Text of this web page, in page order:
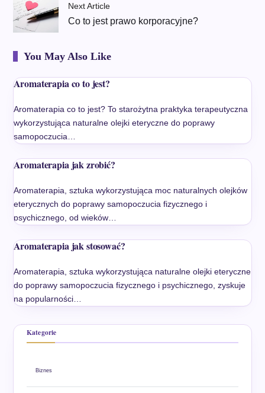
Next Article
Co to jest prawo korporacyjne?
You May Also Like
Aromaterapia co to jest?
Aromaterapia co to jest? To starożytna praktyka terapeutyczna
wykorzystująca naturalne olejki eteryczne do poprawy
samopoczucia…
Aromaterapia jak zrobić?
Aromaterapia, sztuka wykorzystująca moc naturalnych olejków
eterycznych do poprawy samopoczucia fizycznego i
psychicznego, od wieków…
Aromaterapia jak stosować?
Aromaterapia, sztuka wykorzystująca naturalne olejki eteryczne
do poprawy samopoczucia fizycznego i psychicznego, zyskuje
na popularności…
Kategorie
Biznes